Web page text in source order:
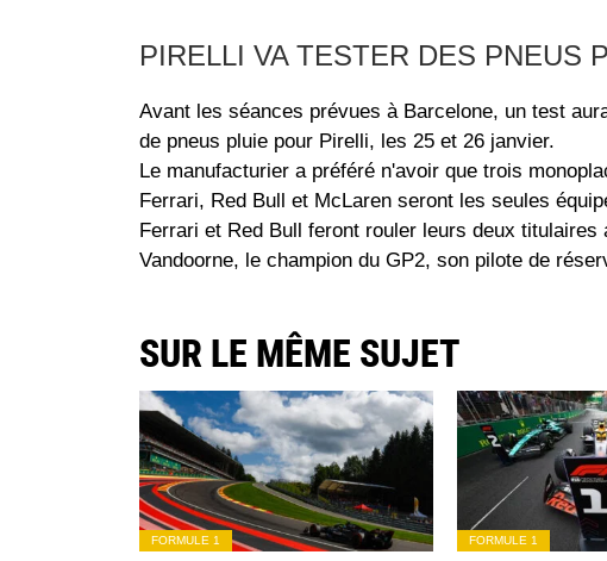
PIRELLI VA TESTER DES PNEUS
Avant les séances prévues à Barcelone, un test
de pneus pluie pour Pirelli, les 25 et 26 janvier.
Le manufacturier a préféré n'avoir que trois
Ferrari, Red Bull et McLaren seront les seules
Ferrari et Red Bull feront rouler leurs deux
Vandoorne, le champion du GP2, son pilote de
SUR LE MÊME SUJET
FORMULE 1 FORMULE 1